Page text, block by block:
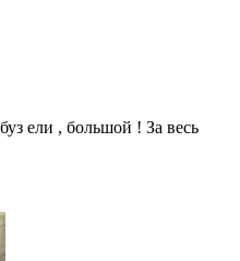
ели , большой ! За весь